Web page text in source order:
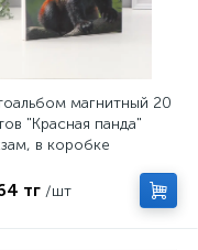
магнитный 20
"Красная панда"
в коробке
тг /шт